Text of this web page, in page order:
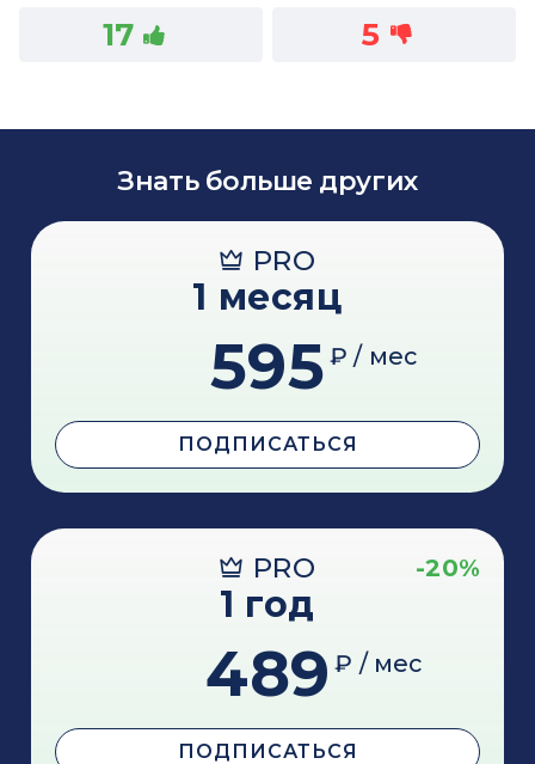
17 5
Знать больше других
PRO
1 месяц
595 ₽ / мес
ПОДПИСАТЬСЯ
PRO -20%
1 год
489 ₽ / мес
ПОДПИСАТЬСЯ